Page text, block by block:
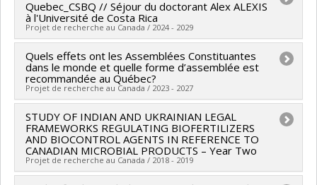
Quebec_CSBQ // Séjour du doctorant Alex ALEXIS
à l'Université de Costa Rica
Projet de recherche au Canada / 2024 - 2029
Lead researcher : Andrew Gonzalez
Co-researchers : Konstantia Koutouki
Funding sources:FRQNT/Fonds de recherche du
Québec - Nature et technologies (FQRNT)
Grant programs:PVXXXXXX-(RS) Programme de
regroupements stratégiques
Quels effets ont les Assemblées Constituantes
dans le monde et quelle forme d’assemblée est
recommandée au Québec?
Projet de recherche au Canada / 2023 - 2027
Lead researcher : Konstantia Koutouki
Funding sources:FRQNT/Fonds de recherche du
Québec - Nature et technologies (FQRNT)
Grant programs:PVXXXXXX-Engagement
STUDY OF INDIAN AND UKRAINIAN LEGAL
FRAMEWORKS REGULATING BIOFERTILIZERS
AND BIOCONTROL AGENTS IN REFERENCE TO
CANADIAN MICROBIAL PRODUCTS – Year Two
Projet de recherche au Canada / 2018 - 2019